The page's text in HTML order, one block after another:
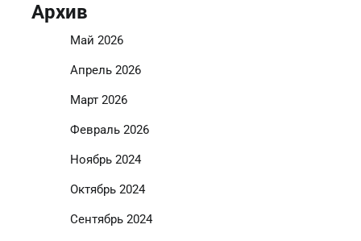
Архив
Май 2026
Апрель 2026
Март 2026
Февраль 2026
Ноябрь 2024
Октябрь 2024
Сентябрь 2024